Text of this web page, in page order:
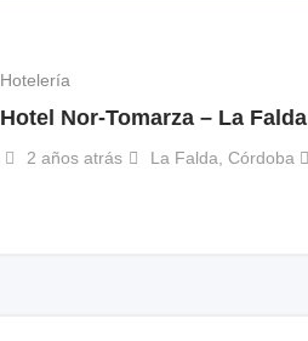
Hotelería
Hotel Nor-Tomarza – La Falda
2 años atrás La Falda Córdoba